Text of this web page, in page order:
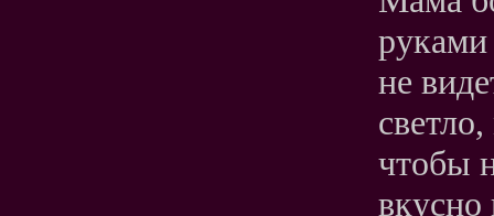
не
чтобы
вкусно